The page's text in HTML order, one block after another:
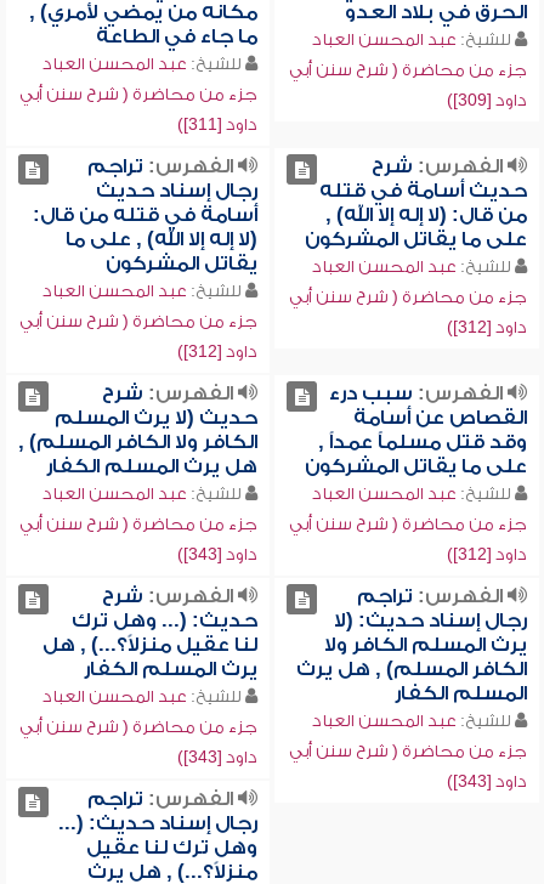
الحرق في بلاد العدو
للشيخ: عبد المحسن العباد
جزء من محاضرة ( شرح سنن أبي
داود [309])
مكانه من يمضي لأمري) ,
ما جاء في الطاعة
للشيخ: عبد المحسن العباد
جزء من محاضرة ( شرح سنن أبي
داود [311])
الفهرس: شرح
حديث أسامة في قتله
من قال: (لا إله إلا الله) ,
على ما يقاتل المشركون
للشيخ: عبد المحسن العباد
جزء من محاضرة ( شرح سنن أبي
داود [312])
الفهرس: تراجم
رجال إسناد حديث
أسامة في قتله من قال:
(لا إله إلا الله) , على ما
يقاتل المشركون
للشيخ: عبد المحسن العباد
جزء من محاضرة ( شرح سنن أبي
داود [312])
الفهرس: سبب درء
القصاص عن أسامة
وقد قتل مسلماً عمداً ,
على ما يقاتل المشركون
للشيخ: عبد المحسن العباد
جزء من محاضرة ( شرح سنن أبي
داود [312])
الفهرس: شرح
حديث (لا يرث المسلم
الكافر ولا الكافر المسلم) ,
هل يرث المسلم الكفار
للشيخ: عبد المحسن العباد
جزء من محاضرة ( شرح سنن أبي
داود [343])
الفهرس: تراجم
رجال إسناد حديث: (لا
يرث المسلم الكافر ولا
الكافر المسلم) , هل يرث
المسلم الكفار
للشيخ: عبد المحسن العباد
جزء من محاضرة ( شرح سنن أبي
داود [343])
الفهرس: شرح
حديث: (... وهل ترك
لنا عقيل منزلاً؟...) , هل
يرث المسلم الكفار
للشيخ: عبد المحسن العباد
جزء من محاضرة ( شرح سنن أبي
داود [343])
الفهرس: تراجم
رجال إسناد حديث: (...
وهل ترك لنا عقيل
منزلاً؟...) , هل يرث